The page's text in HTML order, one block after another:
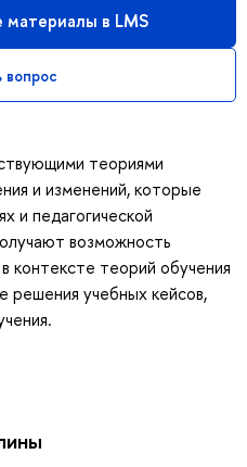
в LMS
вопрос
теориями
и изменений, которые
и педагогической
возможность
контексте теорий обучения
решения учебных кейсов,